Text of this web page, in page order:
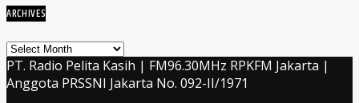
ARCHIVES
Archives
PT. Radio Pelita Kasih | FM96.30MHz RPKFM Jakarta |
Anggota PRSSNI Jakarta No. 092-II/1971